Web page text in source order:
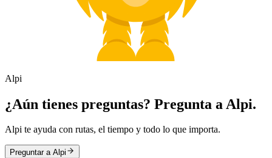
Alpi
¿Aún tienes preguntas? Pregunta a Alpi.
Alpi te ayuda con rutas, el tiempo y todo lo que importa.
Preguntar a Alpi